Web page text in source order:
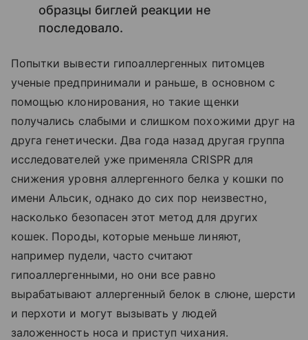
образцы биглей реакции не
последовало.
Попытки вывести гипоаллергенных питомцев
ученые предпринимали и раньше, в основном с
помощью клонирования, но такие щенки
получались слабыми и слишком похожими друг на
друга генетически. Два года назад другая группа
исследователей уже применяла CRISPR для
снижения уровня аллергенного белка у кошки по
имени Альсик, однако до сих пор неизвестно,
насколько безопасен этот метод для других
кошек. Породы, которые меньше линяют,
например пудели, часто считают
гипоаллергенными, но они все равно
вырабатывают аллергенный белок в слюне, шерсти
и перхоти и могут вызывать у людей
заложенность носа и приступ чихания.